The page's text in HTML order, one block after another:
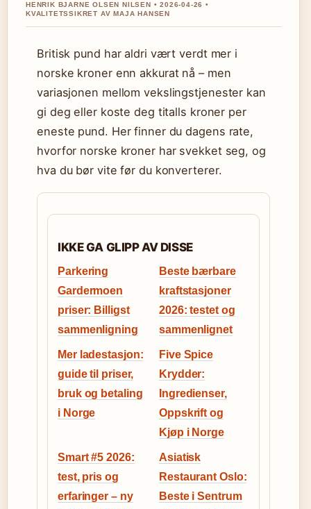
HENRIK BJARNE OLSEN NILSEN • 2026-04-26 •
KVALITETSSIKRET AV MAJA HANSEN
Britisk pund har aldri vært verdt mer i
norske kroner enn akkurat nå – men
variasjonen mellom vekslingstjenester kan
gi deg eller koste deg titalls kroner per
eneste pund. Her finner du dagens rate,
hvorfor norske kroner har svekket seg, og
hva du bør vite før du konverterer.
IKKE GA GLIPP AV DISSE
Parkering
Gardermoen
priser: Billigst
sammenligning
Beste bærbare
kraftstasjoner
2026: testet og
sammenlignet
Mer ladestasjon:
guide til priser,
bruk og betaling
i Norge
Five Spice
Krydder:
Ingredienser,
Oppskrift og
Kjøp i Norge
Smart #5 2026:
test, pris og
erfaringer – ny
Asiatisk
Restaurant Oslo:
Beste i Sentrum